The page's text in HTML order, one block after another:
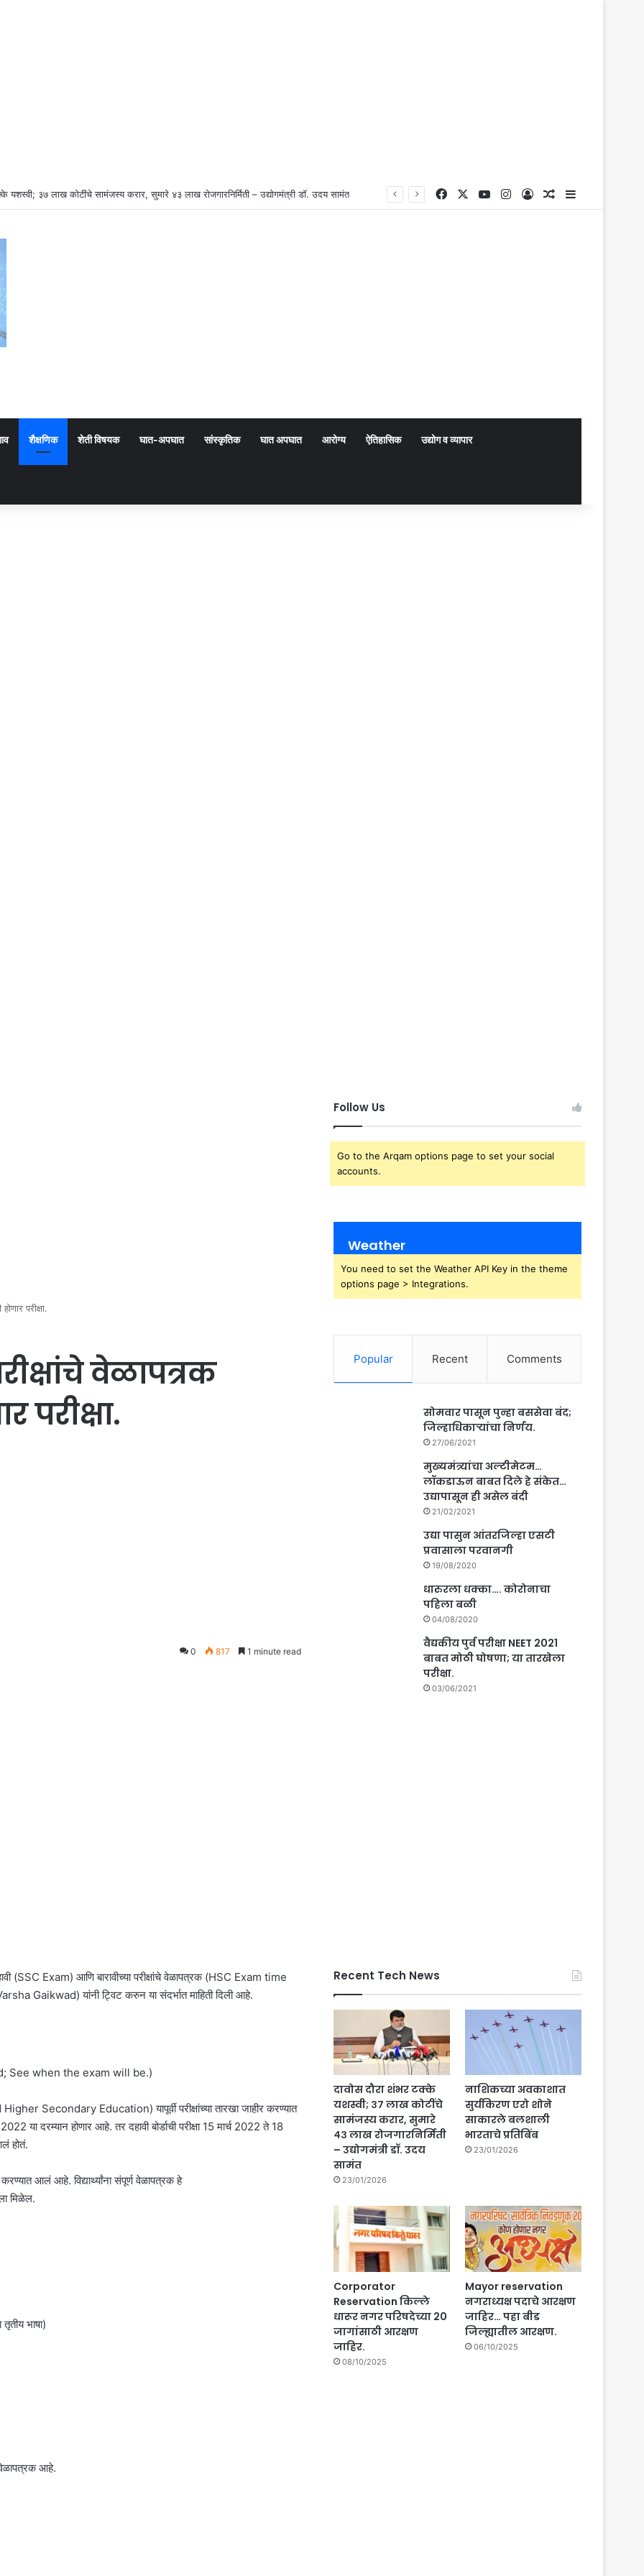
यशस्वी; ३७ लाख कोटींचे सामंजस्य करार, सुमारे ४३ लाख रोजगारनिर्मिती – उद्योगमंत्री डॉ. उदय सामंत Facebook YouTubeInstagram
Log InRandom Article
शैक्षणिक शेती विषयक घात-अपघात सांस्कृतिक घात अपघात आरोग्य ऐतिहासिक उद्योग व व्यापार
परीक्षा.
वेळापत्रक
परीक्षा.
0 817 1 minute read
दहावी (SSC Exam) आणि बारावीच्या परीक्षांचे वेळापत्रक (HSC Exam time
Gaikwad) यांनी ट्विट करुन या संदर्भात माहिती दिली आहे.
See when the exam will be.)
Secondary Education) यापूर्वी परीक्षांच्या तारखा जाहीर करण्यात
या दरम्यान होणार आहे. तर दहावी बोर्डाची परीक्षा 15 मार्च 2022 ते 18
होतं.
आलं आहे. विद्यार्थ्यांना संपूर्ण वेळापत्रक हे
मिळेल.
तृतीय भाषा)
आहे.
Follow Us
Go to the Arqam options page to set your social
accounts.
Weather
You need to set the Weather API Key in the theme
options page > Integrations.
Popular Recent Comments
सोमवार पासून पुन्हा बससेवा बंद;
जिल्हाधिकाऱ्यांचा निर्णय.
27/06/2021
मुख्यमंत्र्यांचा अल्टीमेटम…
लॉकडाऊन बाबत दिले हे संकेत…
उद्यापासून ही असेल बंदी
21/02/2021
उद्या पासुन आंतरजिल्हा एसटी
प्रवासाला परवानगी
19/08/2020
धारुरला धक्का…. कोरोनाचा
पहिला बळी
04/08/2020
वैद्यकीय पुर्व परीक्षा NEET 2021
बाबत मोठी घोषणा; या तारखेला
परीक्षा.
03/06/2021
Recent Tech News
दावोस दौरा शंभर टक्के
यशस्वी; ३७ लाख कोटींचे
सामंजस्य करार, सुमारे
४३ लाख रोजगारनिर्मिती
– उद्योगमंत्री डॉ. उदय
सामंत
23/01/2026
नाशिकच्या अवकाशात
सुर्यकिरण एरो शोने
साकारले बलशाली
भारताचे प्रतिबिंब
23/01/2026
Corporator
Reservation किल्ले
धारूर नगर परिषदेच्या 20
जागांसाठी आरक्षण
जाहिर.
08/10/2025
Mayor reservation
नगराध्यक्ष पदाचे आरक्षण
जाहिर… पहा बीड
जिल्ह्यातील आरक्षण.
06/10/2025